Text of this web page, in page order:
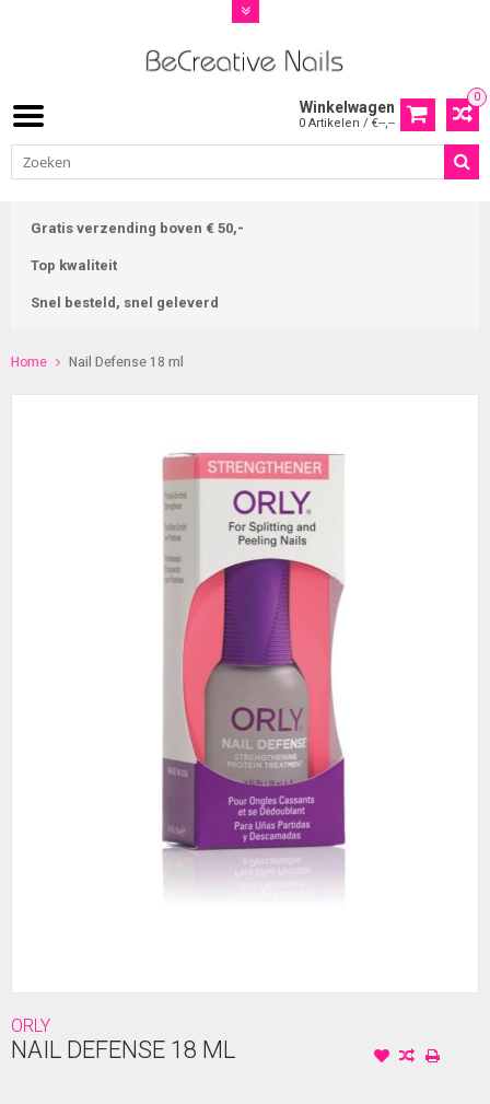
0
Winkelwagen
0 Artikelen / €--,--
Gratis verzending boven € 50,-
Top kwaliteit
Snel besteld, snel geleverd
Home Nail Defense 18 ml
ORLY
NAIL DEFENSE 18 ML